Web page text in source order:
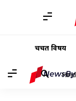
चर्चित विषय